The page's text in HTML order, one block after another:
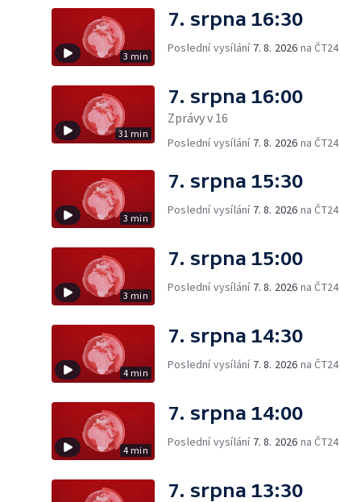
3 min
7. srpna 16:30
Poslední vysílání 7. 8. 2026 na ČT24
31 min
7. srpna 16:00
Zprávy v 16
Poslední vysílání 7. 8. 2026 na ČT24
3 min
7. srpna 15:30
Poslední vysílání 7. 8. 2026 na ČT24
3 min
7. srpna 15:00
Poslední vysílání 7. 8. 2026 na ČT24
4 min
7. srpna 14:30
Poslední vysílání 7. 8. 2026 na ČT24
4 min
7. srpna 14:00
Poslední vysílání 7. 8. 2026 na ČT24
7. srpna 13:30